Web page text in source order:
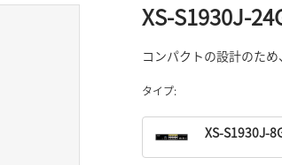
XS-S1930J-
コンパクトの設計のた
タイプ:
XS-S1930J-